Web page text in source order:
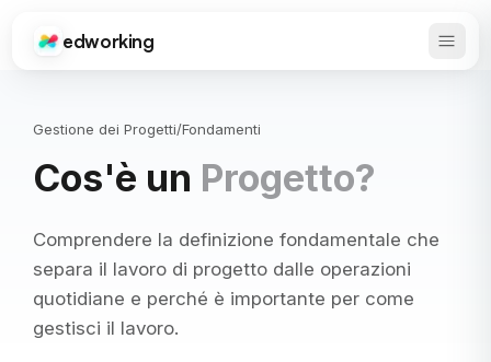
Edworking
edworking Apri
Gestione dei Progetti/Fondamenti
Cos'è un Progetto?
Comprendere la definizione fondamentale che
separa il lavoro di progetto dalle operazioni
quotidiane e perché è importante per come
gestisci il lavoro.